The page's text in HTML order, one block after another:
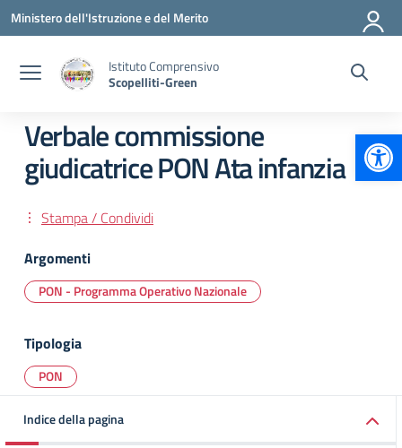
Vai ai contenuti
Vai al menu di navigazione
Vai al footer
Ministero dell'Istruzione e del Merito
Istituto Comprensivo
Scopelliti-Green
Verbale commissione
giudicatrice PON Ata infanzia
Stampa / Condividi
Argomenti
PON - Programma Operativo Nazionale
Tipologia
PON
Indice della pagina